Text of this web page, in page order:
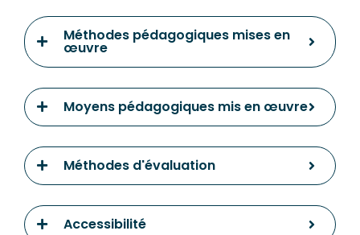
Méthodes pédagogiques mises en
œuvre
Moyens pédagogiques mis en œuvre
Méthodes d'évaluation
Accessibilité